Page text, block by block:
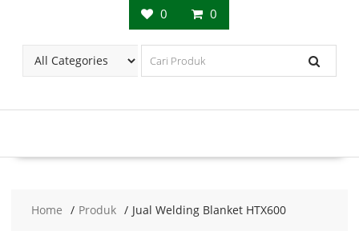
0 0
Home Produk Jual Welding Blanket HTX600